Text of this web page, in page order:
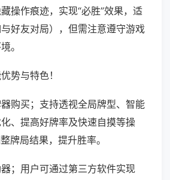
操作痕迹，实现“必胜”效果，适
好友对局），但需注意遵守游戏
。
势与特色！
购买；支持透视全局牌型、智能
、提高好牌率及快速自摸等操
牌局结果，提升胜率。
；用户可通过第三方软件实现